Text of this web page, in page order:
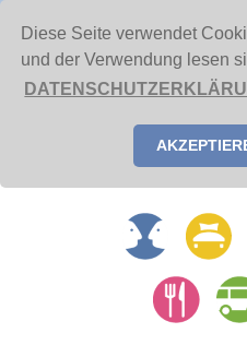
Diese Seite verwendet
und der Verwendung lesen